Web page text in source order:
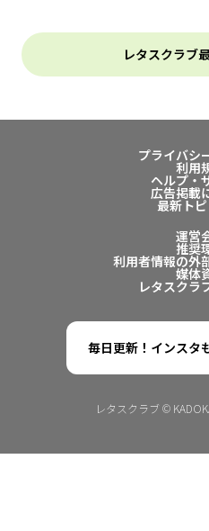
レタスクラブ
プライバシ
利用
ヘルプ・
広告掲載
最新ト
運営
推奨
利用者情報の外
媒体
レタスクラ
毎日更新！インスタ
レタスクラブ ©